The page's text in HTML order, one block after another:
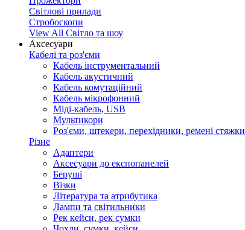
Світлові прилади
Стробоскопи
View All Світло та шоу
Аксесуари
Кабелі та роз'єми
Кабель інструментальний
Кабель акустичний
Кабель комутаційний
Кабель мікрофонний
Міді-кабель, USB
Мультикори
Роз'єми, штекери, перехідники, ремені стяжки
Різне
Адаптери
Аксесуари до експопанелей
Беруші
Візки
Література та атрибутика
Лампи та світильники
Рек кейси, рек сумки